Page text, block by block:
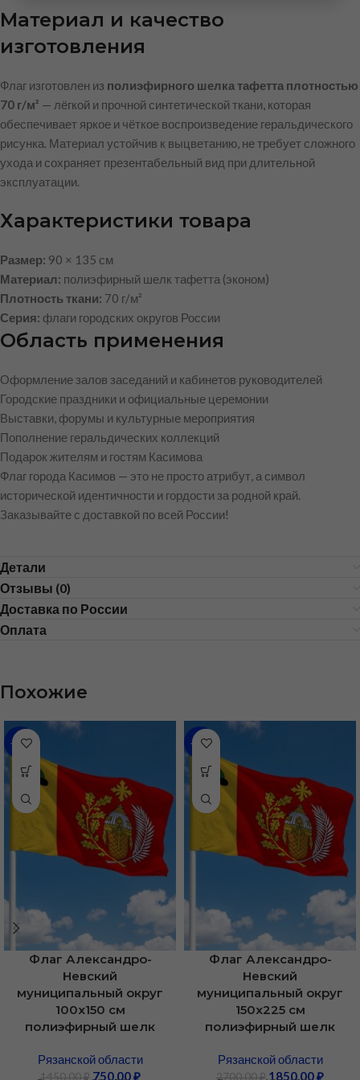
Материал и качество
изготовления
Флаг изготовлен из полиэфирного шелка тафетта плотностью
70 г/м² — лёгкой и прочной синтетической ткани, которая
обеспечивает яркое и чёткое воспроизведение геральдического
рисунка. Материал устойчив к выцветанию, не требует сложного
ухода и сохраняет презентабельный вид при длительной
эксплуатации.
Характеристики товара
Размер: 90 × 135 см
Материал: полиэфирный шелк тафетта (эконом)
Плотность ткани: 70 г/м²
Серия: флаги городских округов России
Область применения
Оформление залов заседаний и кабинетов руководителей
Городские праздники и официальные церемонии
Выставки, форумы и культурные мероприятия
Пополнение геральдических коллекций
Подарок жителям и гостям Касимова
Флаг города Касимов — это не просто атрибут, а символ
исторической идентичности и гордости за родной край.
Заказывайте с доставкой по всей России!
Детали
Отзывы (0)
Доставка по России
Оплата
Похожие
-48%
Флаг Александро-
Невский
муниципальный округ
100х150 см
полиэфирный шелк
Рязанской области
1450,00₽ 750,00₽
-31%
Флаг Александро-
Невский
муниципальный округ
150х225 см
полиэфирный шелк
Рязанской области
2700,00₽ 1850,00₽